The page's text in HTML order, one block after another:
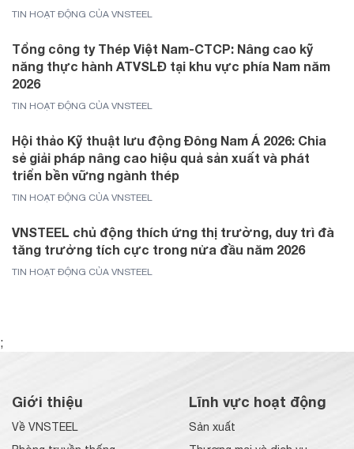
TIN HOẠT ĐỘNG CỦA VNSTEEL
Tổng công ty Thép Việt Nam-CTCP: Nâng cao kỹ
năng thực hành ATVSLĐ tại khu vực phía Nam năm
2026
TIN HOẠT ĐỘNG CỦA VNSTEEL
Hội thảo Kỹ thuật lưu động Đông Nam Á 2026: Chia
sẻ giải pháp nâng cao hiệu quả sản xuất và phát
triển bền vững ngành thép
TIN HOẠT ĐỘNG CỦA VNSTEEL
VNSTEEL chủ động thích ứng thị trường, duy trì đà
tăng trưởng tích cực trong nửa đầu năm 2026
TIN HOẠT ĐỘNG CỦA VNSTEEL
;
Giới thiệu
Về VNSTEEL
Lĩnh vực hoạt động
Sản xuất